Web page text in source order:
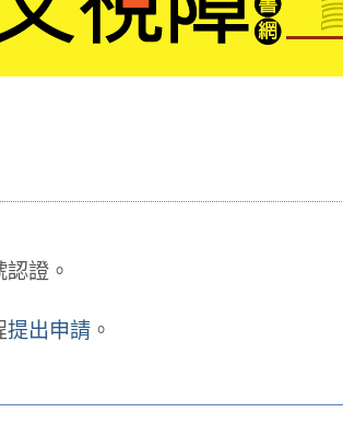
證。
提出申請 。